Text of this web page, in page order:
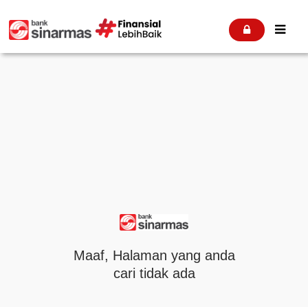
 
Maaf, Halaman yang anda
cari tidak ada